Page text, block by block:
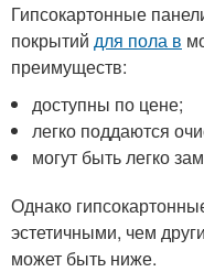
Гипсокартонные
покрытий для пола в
преимуществ:
доступны по цене;
легко поддаются
могут быть легко
Однако
эстетичными, чем
может быть ниже.